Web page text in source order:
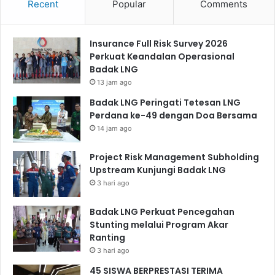
Pencapaian ini menjadi bukti bahwa kontribusi nyata
perusahaan tidak hanya berfokus pada aspek bisnis, tetapi
masyarakat dan lingkungan.
Recent Popular Comments
Insurance Full Risk Survey 2026
Perkuat Keandalan Operasional
Badak LNG
13 jam ago
Badak LNG Peringati Tetesan LNG
Perdana ke-49 dengan Doa Bersama
14 jam ago
Project Risk Management Subholding
Upstream Kunjungi Badak LNG
3 hari ago
Badak LNG Perkuat Pencegahan
Stunting melalui Program Akar
Ranting
3 hari ago
45 SISWA BERPRESTASI TERIMA